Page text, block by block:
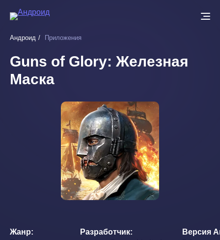
основному
Андроид Приложения
Guns of Glory: Железная
Маска
Жанр
Разработчик
Версия